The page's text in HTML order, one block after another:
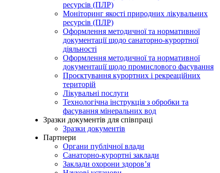
ресурсів (ПЛР)
Моніторинг якості природних лікувальних
ресурсів (ПЛР)
Оформлення методичної та нормативної
документації щодо санаторно-курортної
діяльності
Оформлення методичної та нормативної
документації щодо промислового фасування
Проєктування курортних і рекреаційних
територій
Лікувальні послуги
Технологічна інструкція з обробки та
фасування мінеральних вод
Зразки документів для співпраці
Зразки документів
Партнери
Органи публічної влади
Санаторно-курортні заклади
Заклади охорони здоров’я